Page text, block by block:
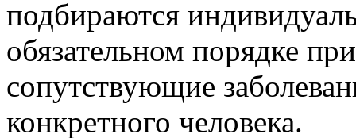
подбираются
обязательном порядке
сопутствующие
конкретного человека.